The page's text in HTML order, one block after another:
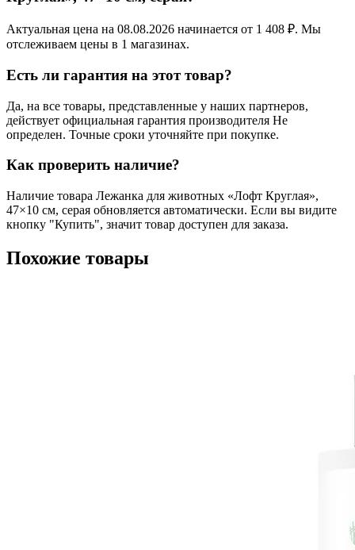
Актуальная цена на 08.08.2026 начинается от 1 408 ₽. Мы
отслеживаем цены в 1 магазинах.
Есть ли гарантия на этот товар?
Да, на все товары, представленные у наших партнеров,
действует официальная гарантия производителя Не
определен. Точные сроки уточняйте при покупке.
Как проверить наличие?
Наличие товара Лежанка для животных «Лофт Круглая»,
47×10 см, серая обновляется автоматически. Если вы видите
кнопку "Купить", значит товар доступен для заказа.
Похожие товары